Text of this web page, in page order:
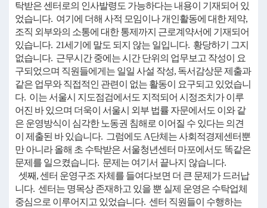
탁받은 센터로의 인사발령도 가능하다는 내용이 기재되어 있
었습니다. 여기에 더해 사적 모임이나 개인활동에 대한 제약,
조직 외부와의 소통에 대한 통제까지 근로계약서에 기재되어
있습니다. 21세기에 말도 되지 않는 일입니다. 황당하기 그지
없습니다. 근무시간 중에는 시간 단위의 업무보고 작성이 요
구되었으며 직원들에게는 일일 사설 작성, 독서감상문 제출과
같은 업무와 직접적인 관련이 없는 활동이 요구되고 있었습니
다. 이는 서울시 지도점검에서도 지적되어 시정조치가 이루
어진 바 있으며 더욱이 서울시 외부 법률 자문에서도 이와 같
은 운영방식이 심각한 노동권 침해로 이어질 수 있다는 의견
이 제출된 바 있습니다. 그럼에도 A단체는 사회적경제센터뿐
만 아니라 올해 초 수탁받은 서울청년센터 마포에서도 똑같은
문제를 일으켰습니다. 문제는 여기서 끝나지 않습니다.
셋째, 센터 운영구조 자체를 들여다보면 더 큰 문제가 드러납
니다. 센터는 명목상 존재하고 있을 뿐 실제 운영은 수탁업체
중심으로 이루어지고 있었습니다. 센터 직원들이 수행하는